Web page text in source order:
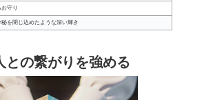
守り
を閉じ込めたような深い輝き
との繋がりを強める